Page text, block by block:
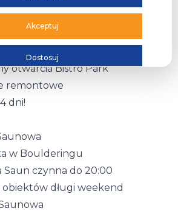
otwarcia naszych obiektów
12.12.2025 r.
otwarcia Bistro Park
remontowe
dni!
w Boulderingu
Saun czynna do 20:00
długi weekend
Akceptuj
Dostosuj